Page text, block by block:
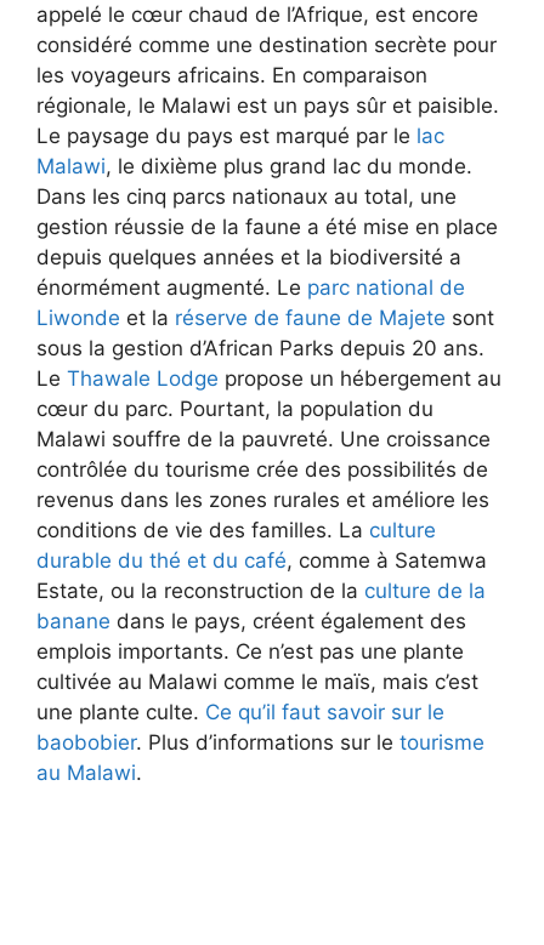
appelé le cœur chaud de l’Afrique, est encore
considéré comme une destination secrète pour
les voyageurs africains. En comparaison
régionale, le Malawi est un pays sûr et paisible.
Le paysage du pays est marqué par le lac
Malawi, le dixième plus grand lac du monde.
Dans les cinq parcs nationaux au total, une
gestion réussie de la faune a été mise en place
depuis quelques années et la biodiversité a
énormément augmenté. Le parc national de
Liwonde et la réserve de faune de Majete sont
sous la gestion d’African Parks depuis 20 ans.
Le Thawale Lodge propose un hébergement au
cœur du parc. Pourtant, la population du
Malawi souffre de la pauvreté. Une croissance
contrôlée du tourisme crée des possibilités de
revenus dans les zones rurales et améliore les
conditions de vie des familles. La culture
durable du thé et du café, comme à Satemwa
Estate, ou la reconstruction de la culture de la
banane dans le pays, créent également des
emplois importants. Ce n’est pas une plante
cultivée au Malawi comme le maïs, mais c’est
une plante culte. Ce qu’il faut savoir sur le
baobobier. Plus d’informations sur le tourisme
au Malawi.